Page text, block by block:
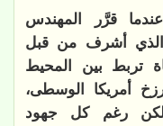
قرَّر المهندس
-الذي أشرف من قبل
تربط بين المحيط
أمريكا الوسطى،
من عام 1881، ولكن رغم كل جهود